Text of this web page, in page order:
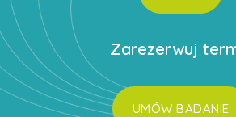
Zarezerwuj
UMÓW BADANIE